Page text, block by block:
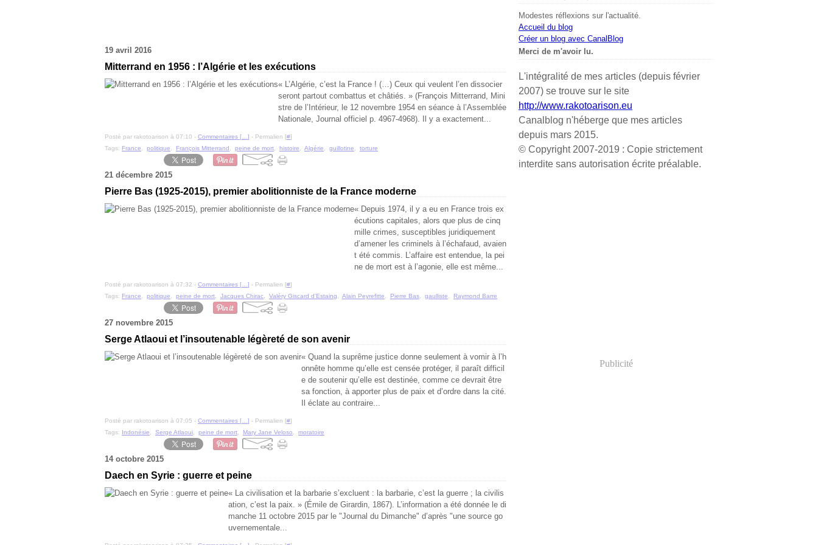
19 avril 2016
Mitterrand en 1956 : l’Algérie et les exécutions
« L’Algérie, c’est la France ! (…) Ceux qui veulent l’en dissocier
seront partout combattus et châtiés. » (François Mitterrand, Mini
stre de l’Intérieur, le 12 novembre 1954 en séance à l’Assemblée
Nationale, Journal officiel p. 4967-4968). Il y a exactement...
Posté par rakotoarison à 07:10 - Commentaires [ ] - Permalien [#]
Tags: France politique François Mitterrand peine de mort histoire Algérie guillotine torture
21 décembre 2015
Pierre Bas (1925-2015), premier abolitionniste de la France moderne
« Depuis 1974, il y a eu en France trois ex
écutions capitales, alors que plus de cinq
mille crimes, susceptibles juridiquement
d’amener les criminels à l’échafaud, avaien
t été commis. L’affaire est entendue, la pei
ne de mort est à l’agonie, elle est même...
Posté par rakotoarison à 07:32 - Commentaires [ ] - Permalien [#]
Tags: France politique peine de mort Jacques Chirac Valéry Giscard d'Estaing Alain Peyrefitte Pierre Bas gaulliste Raymond Barre
27 novembre 2015
Serge Atlaoui et l’insoutenable légèreté de son avenir
« Quand la suprême justice donne seulement à vomir à l’h
onnête homme qu’elle est censée protéger, il paraît difficil
e de soutenir qu’elle est destinée, comme ce devrait être
sa fonction, à apporter plus de paix et d’ordre dans la cité.
Il éclate au contraire...
Posté par rakotoarison à 07:05 - Commentaires [ ] - Permalien [#]
Tags: Indonésie Serge Atlaoui peine de mort Mary Jane Veloso moratoire
14 octobre 2015
Daech en Syrie : guerre et peine
« La civilisation et la barbarie s’excluent : la barbarie, c’est la guerre ; la civilis
ation, c’est la paix. » (Émile de Girardin, 1867). L’information a été donnée le di
manche 11 octobre 2015 par le "Journal du Dimanche" d’après "une source go
uvernementale...
Modestes réflexions sur l'actualité.
Accueil du blog
Créer un blog avec CanalBlog
Merci de m'avoir lu.
L'intégralité de mes articles (depuis février
2007) se trouve sur le site
http://www.rakotoarison.eu
Canalblog n'héberge que mes articles
depuis mars 2015.
© Copyright 2007-2019 : Copie strictement
interdite sans autorisation écrite préalable.
Publicité